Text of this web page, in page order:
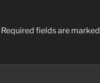
Required fields are marked